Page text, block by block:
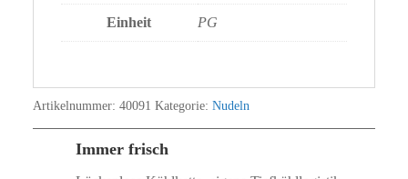
Einheit PG
Artikelnummer: 40091 Kategorie: Nudeln
Immer frisch